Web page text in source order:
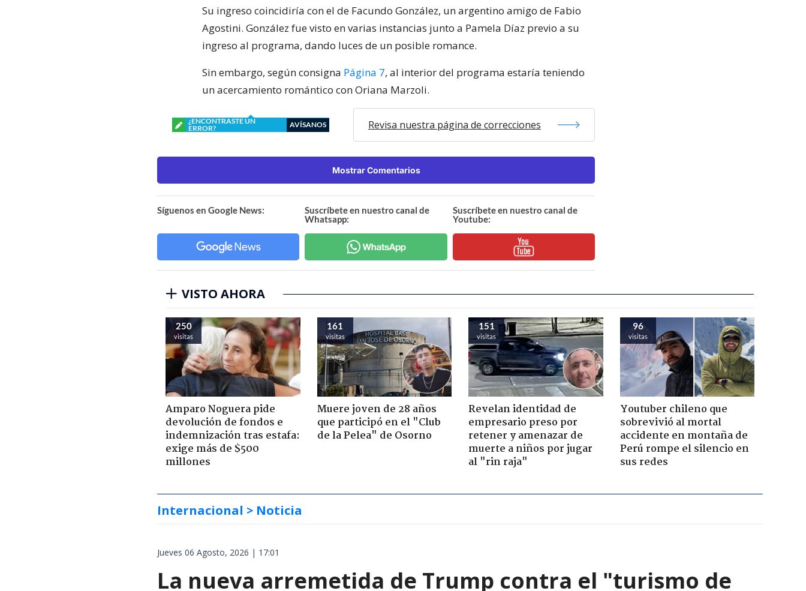
Su ingreso coincidiría con el de Facundo González, un argentino amigo de Fabio
Agostini. González fue visto en varias instancias junto a Pamela Díaz previo a su
ingreso al programa, dando luces de un posible romance.
Sin embargo, según consigna Página 7, al interior del programa estaría teniendo
un acercamiento romántico con Oriana Marzoli.
¿ENCONTRASTE UN
ERROR?
AVÍSANOS Revisa nuestra página de correcciones
Mostrar Comentarios
Síguenos en Google News:
Suscríbete en nuestro canal de
Whatsapp:
Suscríbete en nuestro canal de
Youtube:
VISTO AHORA
250
visitas
Amparo Noguera pide
devolución de fondos e
indemnización tras estafa:
exige más de $500
millones
161
visitas
Muere joven de 28 años
que participó en el "Club
de la Pelea" de Osorno
151
visitas
Revelan identidad de
empresario preso por
retener y amenazar de
muerte a niños por jugar
al "rin raja"
96
visitas
Youtuber chileno que
sobrevivió al mortal
accidente en montaña de
Perú rompe el silencio en
sus redes
Internacional > Noticia
Jueves 06 Agosto, 2026 | 17:01
La nueva arremetida de Trump contra el "turismo de